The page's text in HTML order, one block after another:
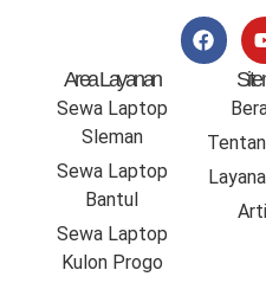
Area Layanan
Sewa Laptop
Sleman
Sewa Laptop
Bantul
Sewa Laptop
Kulon Progo